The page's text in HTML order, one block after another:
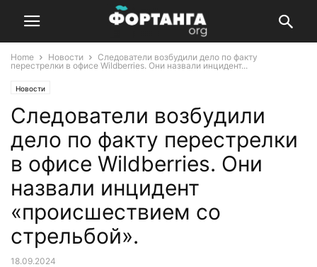
Home Новости
Следователи возбудили дело по факту
перестрелки в офисе Wildberries. Они назвали инцидент...
Новости
Следователи возбудили
дело по факту перестрелки
в офисе Wildberries. Они
назвали инцидент
«происшествием со
стрельбой».
18.09.2024